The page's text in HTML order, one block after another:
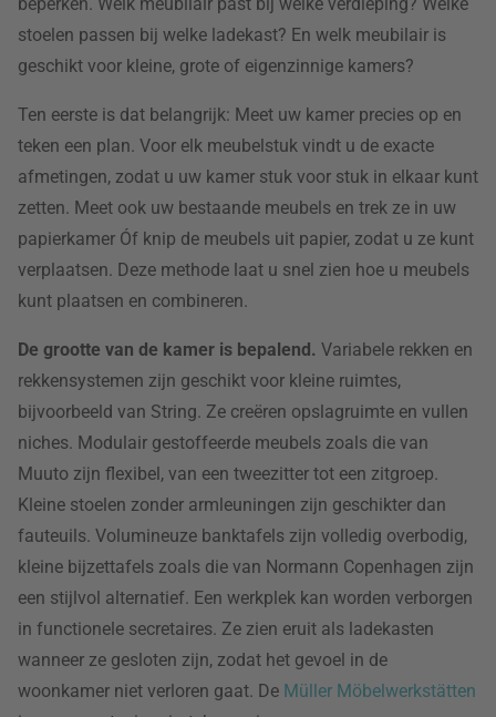
beperken. Welk meubilair past bij welke verdieping? Welke
stoelen passen bij welke ladekast? En welk meubilair is
geschikt voor kleine, grote of eigenzinnige kamers?
Ten eerste is dat belangrijk: Meet uw kamer precies op en
teken een plan. Voor elk meubelstuk vindt u de exacte
afmetingen, zodat u uw kamer stuk voor stuk in elkaar kunt
zetten. Meet ook uw bestaande meubels en trek ze in uw
papierkamer Óf knip de meubels uit papier, zodat u ze kunt
verplaatsen. Deze methode laat u snel zien hoe u meubels
kunt plaatsen en combineren.
De grootte van de kamer is bepalend. Variabele rekken en
rekkensystemen zijn geschikt voor kleine ruimtes,
bijvoorbeeld van String. Ze creëren opslagruimte en vullen
niches. Modulair gestoffeerde meubels zoals die van
Muuto zijn flexibel, van een tweezitter tot een zitgroep.
Kleine stoelen zonder armleuningen zijn geschikter dan
fauteuils. Volumineuze banktafels zijn volledig overbodig,
kleine bijzettafels zoals die van Normann Copenhagen zijn
een stijlvol alternatief. Een werkplek kan worden verborgen
in functionele secretaires. Ze zien eruit als ladekasten
wanneer ze gesloten zijn, zodat het gevoel in de
woonkamer niet verloren gaat. De Müller Möbelwerkstätten